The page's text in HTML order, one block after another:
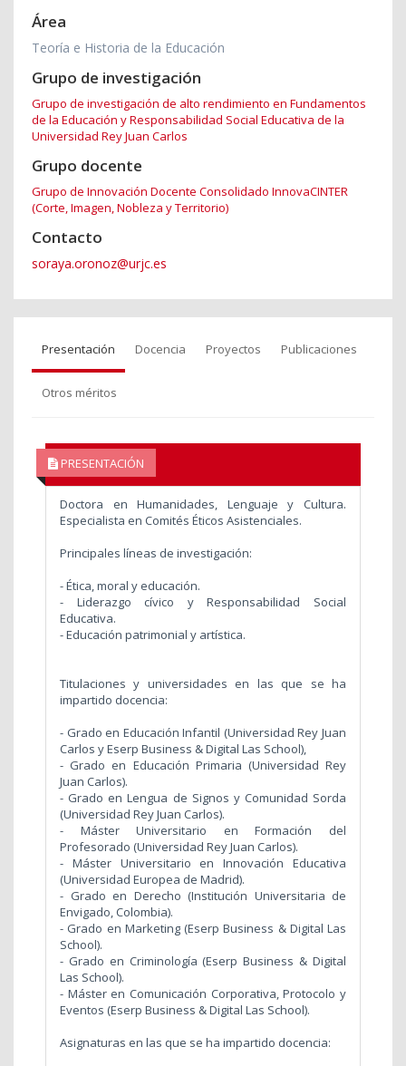
Área
Teoría e Historia de la Educación
Grupo de investigación
Grupo de investigación de alto rendimiento en Fundamentos
de la Educación y Responsabilidad Social Educativa de la
Universidad Rey Juan Carlos
Grupo docente
Grupo de Innovación Docente Consolidado InnovaCINTER
(Corte, Imagen, Nobleza y Territorio)
Contacto
soraya.oronoz@urjc.es
Presentación Docencia Proyectos Publicaciones
Otros méritos
PRESENTACIÓN
Doctora en Humanidades, Lenguaje y Cultura.
Especialista en Comités Éticos Asistenciales.
Principales líneas de investigación:
- Ética, moral y educación.
- Liderazgo cívico y Responsabilidad Social
Educativa.
- Educación patrimonial y artística.
Titulaciones y universidades en las que se ha
impartido docencia:
- Grado en Educación Infantil (Universidad Rey Juan
Carlos y Eserp Business & Digital Las School),
- Grado en Educación Primaria (Universidad Rey
Juan Carlos).
- Grado en Lengua de Signos y Comunidad Sorda
(Universidad Rey Juan Carlos).
- Máster Universitario en Formación del
Profesorado (Universidad Rey Juan Carlos).
- Máster Universitario en Innovación Educativa
(Universidad Europea de Madrid).
- Grado en Derecho (Institución Universitaria de
Envigado, Colombia).
- Grado en Marketing (Eserp Business & Digital Las
School).
- Grado en Criminología (Eserp Business & Digital
Las School).
- Máster en Comunicación Corporativa, Protocolo y
Eventos (Eserp Business & Digital Las School).
Asignaturas en las que se ha impartido docencia: